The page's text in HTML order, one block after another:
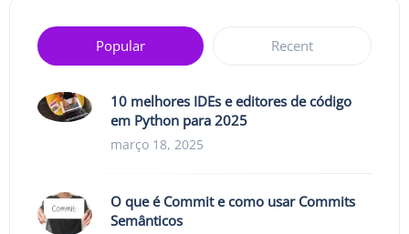
Popular Recent
10 melhores IDEs e editores de código
em Python para 2025
março 18, 2025
O que é Commit e como usar Commits
Semânticos